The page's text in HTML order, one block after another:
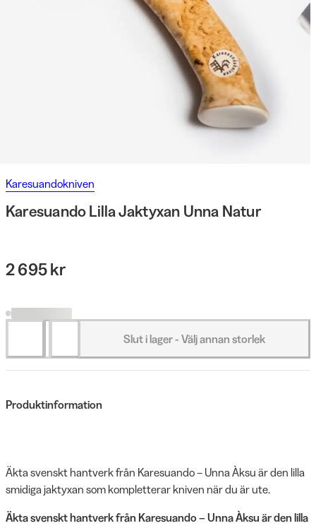
Karesuandokniven
Karesuando Lilla Jaktyxan Unna Natur
2 695 kr
Slut i lager - Välj annan storlek
Produktinformation
Äkta svenskt hantverk från Karesuando – Unna Àksu är den lilla
smidiga jaktyxan som kompletterar kniven när du är ute.
Äkta svenskt hantverk från Karesuando – Unna Àksu är den lilla